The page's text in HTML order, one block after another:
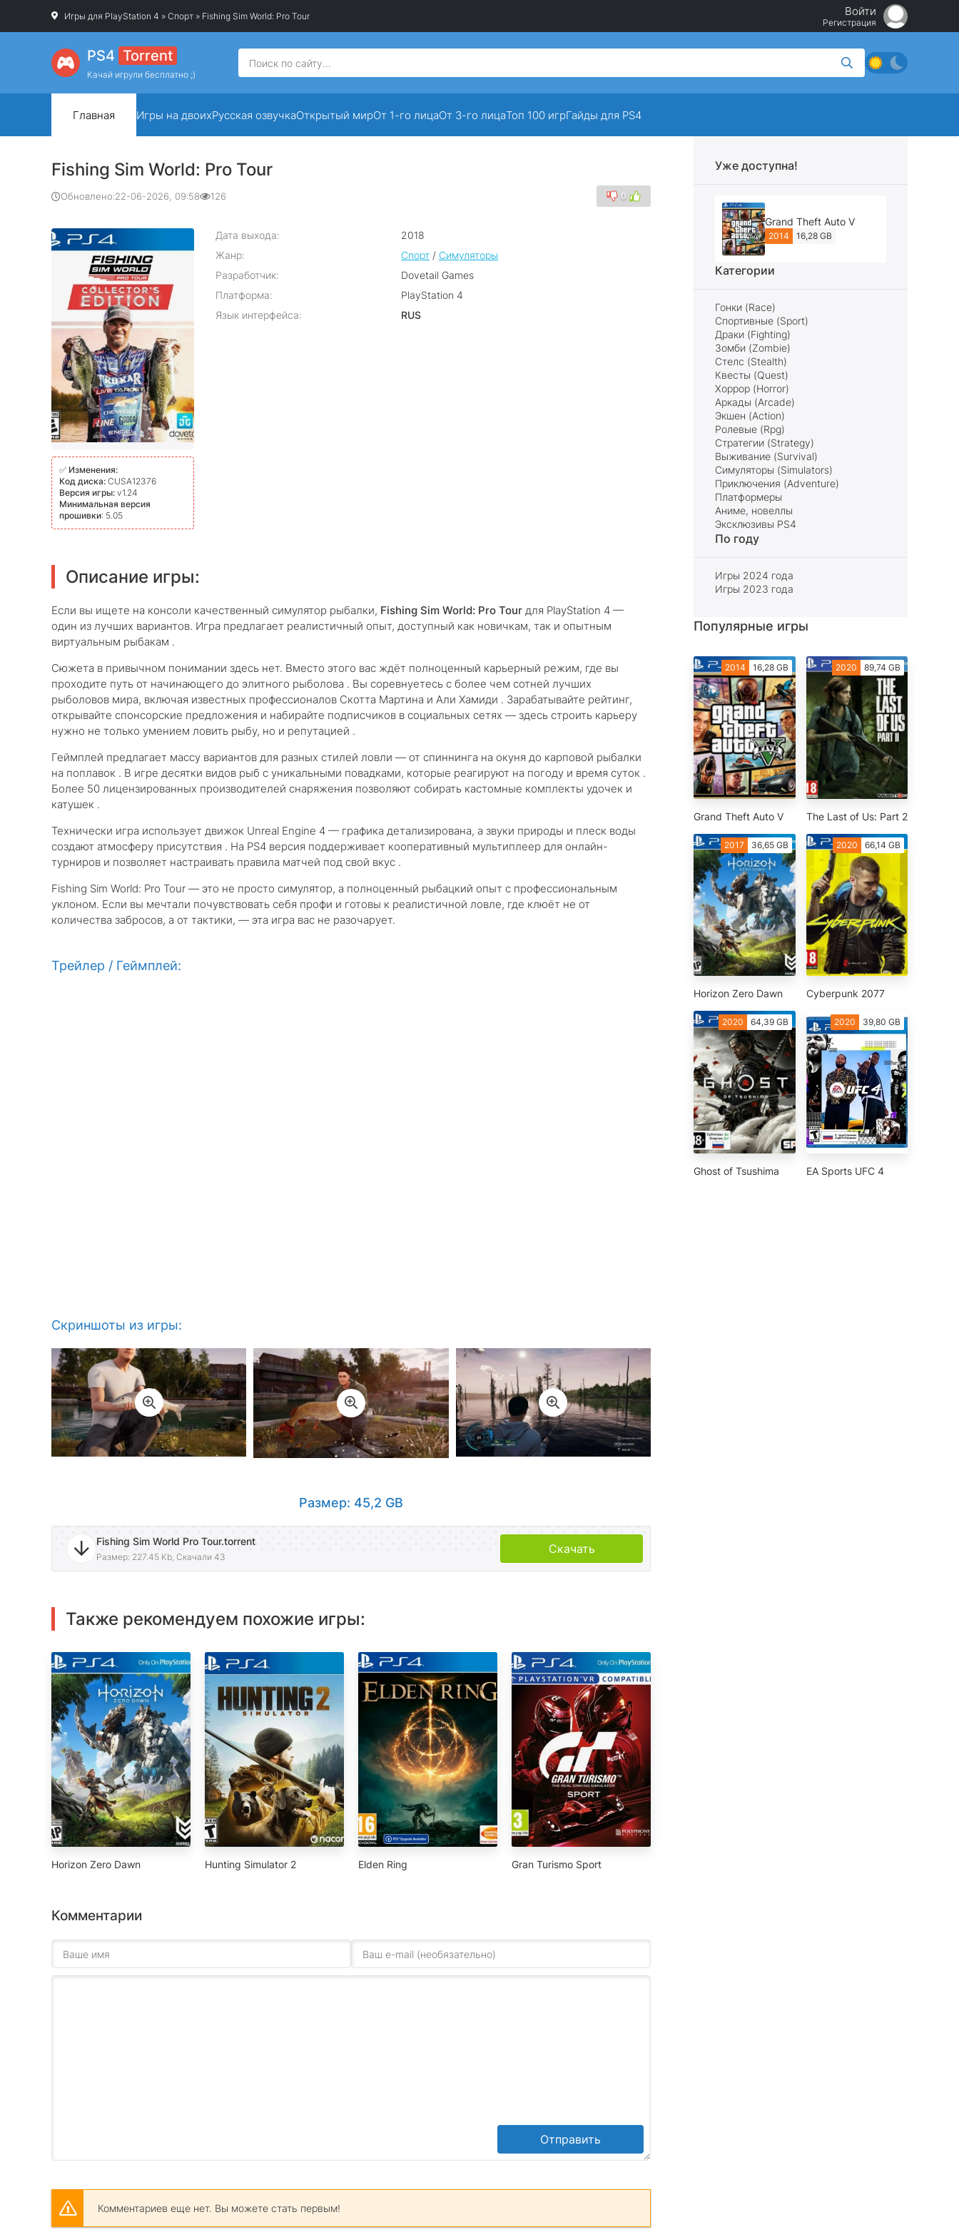
Игры для PlayStation 4 » Спорт » Fishing Sim World: Pro Tour Войти
Регистрация
PS4 Torrent
Качай игрули бесплатно ;)
Главная Игры на двоихРусская озвучкаОткрытый мирОт 1-го лицаОт 3-го лицаТоп 100 игрГайды для PS4
Fishing Sim World: Pro Tour
Обновлено:22-06-2026, 09:58 126 0
✅ Изменения:
Код диска: CUSA12376
Версия игры: v1.24
Минимальная версия
прошивки: 5.05
Дата выхода:
2018
Жанр:
Спорт / Симуляторы
Разработчик:
Dovetail Games
Платформа:
PlayStation 4
Язык интерфейса:
RUS
Описание игры:
Если вы ищете на консоли качественный симулятор рыбалки, Fishing Sim World: Pro Tour для PlayStation 4 —
один из лучших вариантов. Игра предлагает реалистичный опыт, доступный как новичкам, так и опытным
виртуальным рыбакам .
Сюжета в привычном понимании здесь нет. Вместо этого вас ждёт полноценный карьерный режим, где вы
проходите путь от начинающего до элитного рыболова . Вы соревнуетесь с более чем сотней лучших
рыболовов мира, включая известных профессионалов Скотта Мартина и Али Хамиди . Зарабатывайте рейтинг,
открывайте спонсорские предложения и набирайте подписчиков в социальных сетях — здесь строить карьеру
нужно не только умением ловить рыбу, но и репутацией .
Геймплей предлагает массу вариантов для разных стилей ловли — от спиннинга на окуня до карповой рыбалки
на поплавок . В игре десятки видов рыб с уникальными повадками, которые реагируют на погоду и время суток .
Более 50 лицензированных производителей снаряжения позволяют собирать кастомные комплекты удочек и
катушек .
Технически игра использует движок Unreal Engine 4 — графика детализирована, а звуки природы и плеск воды
создают атмосферу присутствия . На PS4 версия поддерживает кооперативный мультиплеер для онлайн-
турниров и позволяет настраивать правила матчей под свой вкус .
Fishing Sim World: Pro Tour — это не просто симулятор, а полноценный рыбацкий опыт с профессиональным
уклоном. Если вы мечтали почувствовать себя профи и готовы к реалистичной ловле, где клюёт не от
количества забросов, а от тактики, — эта игра вас не разочарует.
Трейлер / Геймплей:
Скриншоты из игры:
Размер: 45,2 GB
Fishing Sim World Pro Tour.torrent
Размер: 227.45 Kb, Скачали 43
Скачать
Также рекомендуем похожие игры:
Horizon Zero Dawn Hunting Simulator 2 Elden Ring Gran Turismo Sport
Комментарии
Отправить
Комментариев еще нет. Вы можете стать первым!
Уже доступна!
Grand Theft Auto V
2014 16,28 GB
Категории
Гонки (Race)
Спортивные (Sport)
Драки (Fighting)
Зомби (Zombie)
Стелс (Stealth)
Квесты (Quest)
Хоррор (Horror)
Аркады (Arcade)
Экшен (Action)
Ролевые (Rpg)
Стратегии (Strategy)
Выживание (Survival)
Симуляторы (Simulators)
Приключения (Adventure)
Платформеры
Аниме, новеллы
Эксклюзивы PS4
По году
Игры 2024 года
Игры 2023 года
Популярные игры
2014 16,28 GB
Grand Theft Auto V
2020 89,74 GB
The Last of Us: Part 2
2017 36,65 GB
Horizon Zero Dawn
2020 66,14 GB
Cyberpunk 2077
2020 64,39 GB
Ghost of Tsushima
2020 39,80 GB
EA Sports UFC 4